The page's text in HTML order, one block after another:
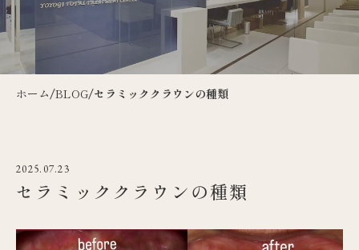
ホーム/BLOG/セラミッククラウンの種類
2025.07.23
セラミッククラウンの種類